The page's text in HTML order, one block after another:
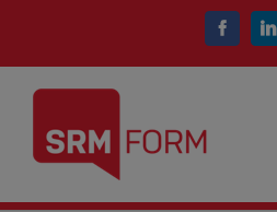
Facebook